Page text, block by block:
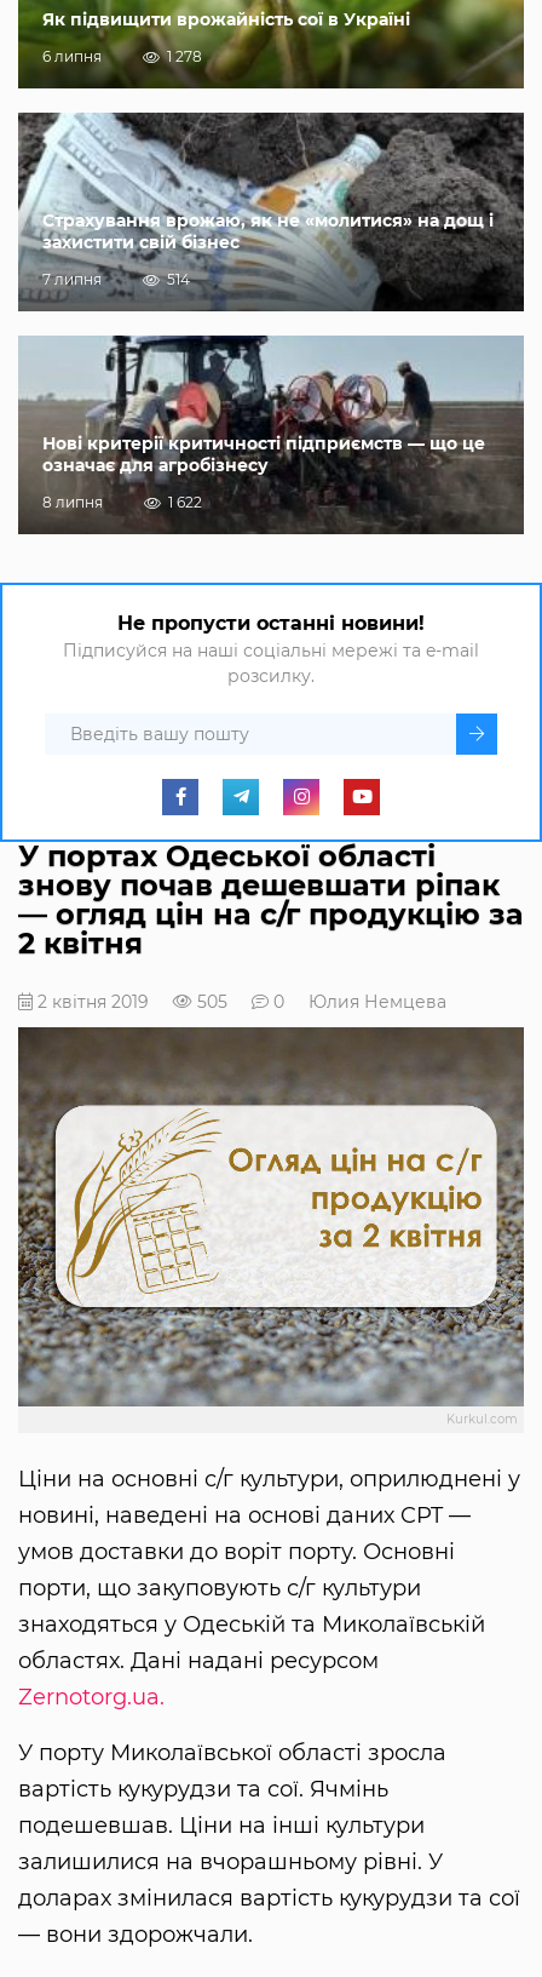
Як підвищити врожайність сої в Україні
6 липня 1 278
Страхування врожаю, як не «молитися» на дощ і
захистити свій бізнес
7 липня 514
Нові критерії критичності підприємств — що це
означає для агробізнесу
8 липня 1 622
Не пропусти останні новини!
Підписуйся на наші соціальні мережі та e-mail
розсилку.
У портах Одеської області
знову почав дешевшати ріпак
— огляд цін на с/г продукцію за
2 квітня
2 квітня 2019 505 0 Юлия Немцева
Kurkul.com
Ціни на основні с/г культури, оприлюднені у
новині, наведені на основі даних CPT —
умов доставки до воріт порту. Основні
порти, що закуповують с/г культури
знаходяться у Одеській та Миколаївській
областях. Дані надані ресурсом
Zernotorg.ua.
У порту Миколаївської області зросла
вартість кукурудзи та сої. Ячмінь
подешевшав. Ціни на інші культури
залишилися на вчорашньому рівні. У
доларах змінилася вартість кукурудзи та сої
— вони здорожчали.